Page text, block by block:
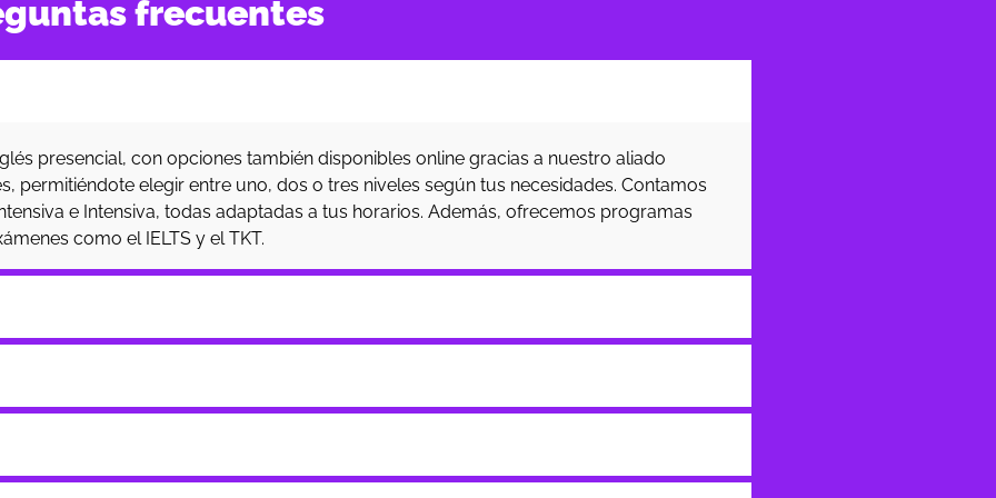
frecuentes
presencial, con opciones también disponibles online gracias a nuestro aliado
permitiéndote elegir entre uno, dos o tres niveles según tus necesidades. Contamos
e Intensiva, todas adaptadas a tus horarios. Además, ofrecemos programas
como el IELTS y el TKT.